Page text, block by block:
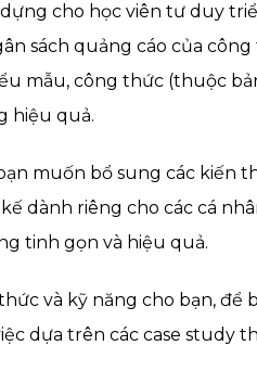
cho học viên tư duy
sách quảng cáo của công
mẫu, công thức (thuộc
hiệu quả.
muốn bổ sung các kiến
dành riêng cho các cá
tinh gọn và hiệu quả.
và kỹ năng cho bạn, để
dựa trên các case study